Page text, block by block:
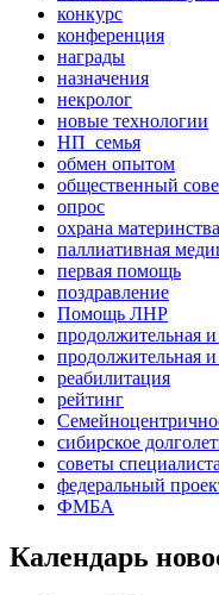
конкурс
конференция
награды
назначения
некролог
новые технологии
НП_семья
обмен опытом
общественный
опрос
охрана
паллиативная
первая помощь
поздравление
Помощь ЛНР
продолжительная
продолжительная
реабилитация
рейтинг
сибирское
советы специалиста
федеральный
ФМБА
Календарь